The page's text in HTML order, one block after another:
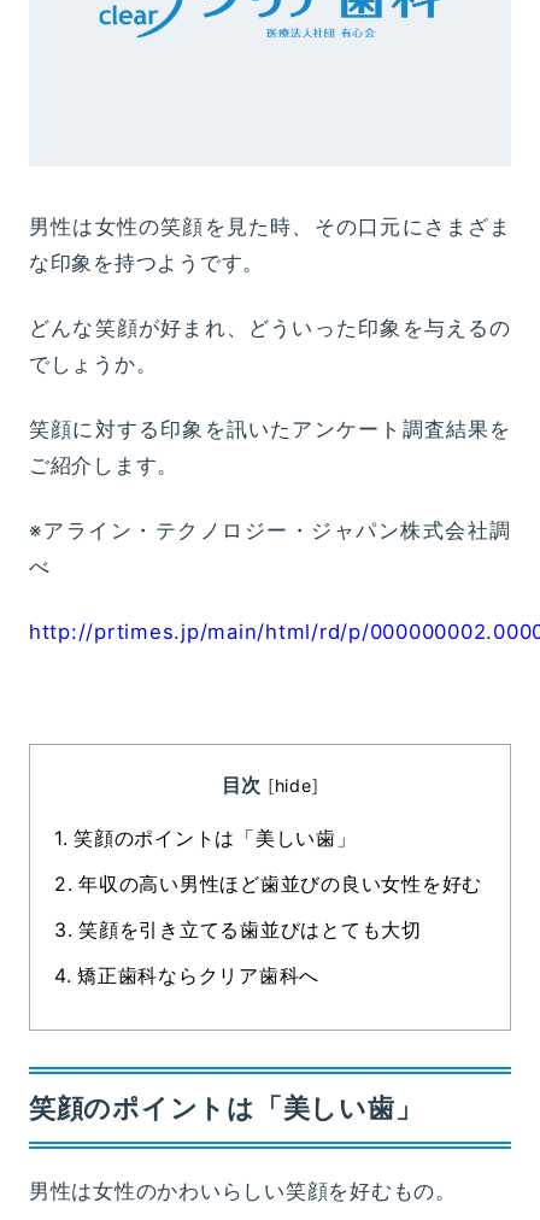
男性は女性の笑顔を見た時、その口元にさまざま
な印象を持つようです。
どんな笑顔が好まれ、どういった印象を与えるの
でしょうか。
笑顔に対する印象を訊いたアンケート調査結果を
ご紹介します。
※アライン・テクノロジー・ジャパン株式会社調
べ
http://prtimes.jp/main/html/rd/p/
目次 [hide]
1. 笑顔のポイントは「美しい歯」
2. 年収の高い男性ほど歯並びの良い女性を好む
3. 笑顔を引き立てる歯並びはとても大切
4. 矯正歯科ならクリア歯科へ
笑顔のポイントは「美しい歯」
男性は女性のかわいらしい笑顔を好むもの。